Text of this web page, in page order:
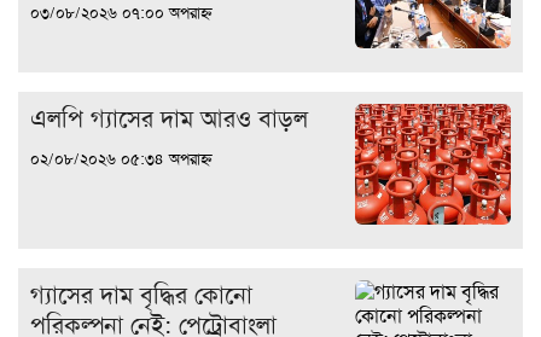
০৩/০৮/২০২৬ ০৭:০০ অপরাহ্ন
এলপি গ্যাসের দাম আরও বাড়ল
০২/০৮/২০২৬ ০৫:৩৪ অপরাহ্ন
গ্যাসের দাম বৃদ্ধির কোনো
পরিকল্পনা নেই: পেট্রোবাংলা